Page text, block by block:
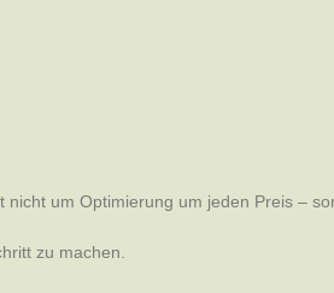
um Optimierung um jeden Preis –
zu machen.